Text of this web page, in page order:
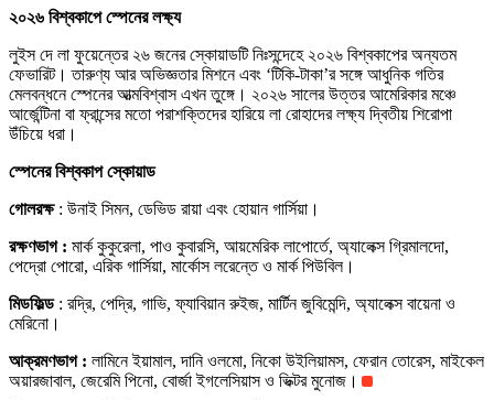
২০২৬ বিশ্বকাপে স্পেনের লক্ষ্য
লুইস দে লা ফুয়েন্তের ২৬ জনের স্কোয়াডটি নিঃসন্দেহে ২০২৬ বিশ্বকাপের অন্যতম
ফেভারিট। তারুণ্য আর অভিজ্ঞতার মিশনে এবং ‘টিকি-টাকা’র সঙ্গে আধুনিক গতির
মেলবন্ধনে স্পেনের আত্মবিশ্বাস এখন তুঙ্গে। ২০২৬ সালের উত্তর আমেরিকার মঞ্চে
আর্জেন্টিনা বা ফ্রান্সের মতো পরাশক্তিদের হারিয়ে লা রোহাদের লক্ষ্য দ্বিতীয় শিরোপা
উঁচিয়ে ধরা।
স্পেনের বিশ্বকাপ স্কোয়াড
গোলরক্ষ : উনাই সিমন, ডেভিড রায়া এবং হোয়ান গার্সিয়া।
রক্ষণভাগ : মার্ক কুকুরেলা, পাও কুবারসি, আয়মেরিক লাপোর্তে, অ্যালেক্স গ্রিমালদো,
পেদ্রো পোরো, এরিক গার্সিয়া, মার্কোস লরেন্তে ও মার্ক পিউবিল।
মিডফিল্ড: রদ্রি, পেদ্রি, গাভি, ফ্যাবিয়ান রুইজ, মার্টিন জুবিমেন্দি, অ্যালেক্স বায়েনা ও
মেরিনো।
আক্রমণভাগ : লামিনে ইয়ামাল, দানি ওলমো, নিকো উইলিয়ামস, ফেরান তোরেস, মাইকেল
অয়ারজাবাল, জেরেমি পিনো, বোর্জা ইগলেসিয়াস ও ভিক্টর মুনোজ।